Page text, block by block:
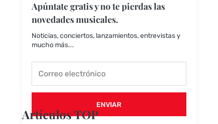
Apúntate gratis y no te pierdas las
novedades musicales.
Noticias, conciertos, lanzamientos, entrevistas y
mucho más...
ENVIAR
Artículos TOP